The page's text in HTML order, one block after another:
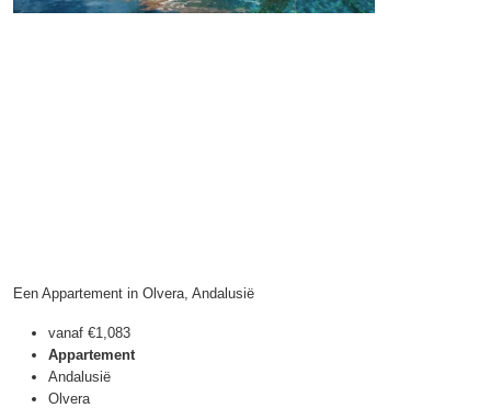
Een Appartement in Olvera, Andalusië
vanaf €1,083
Appartement
Andalusië
Olvera